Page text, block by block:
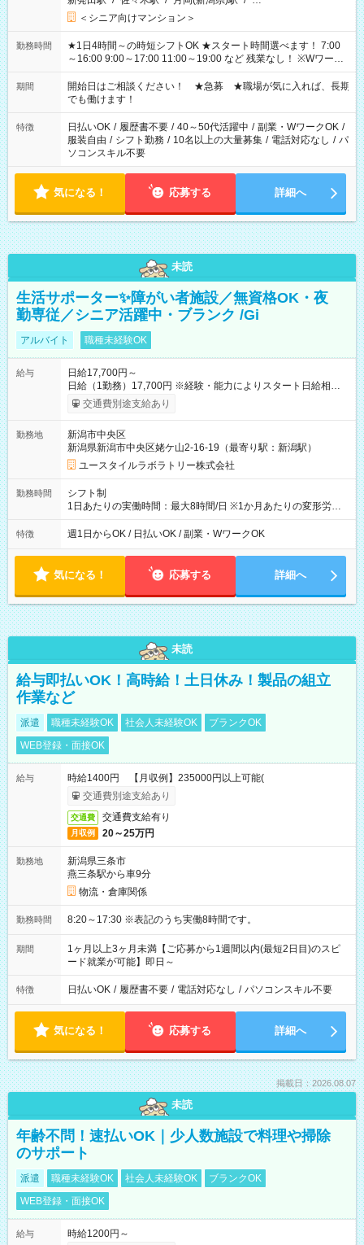
＜シニア向けマンション＞
勤務時間
★1日4時間～の時短シフトOK ★スタート時間選べます！ 7:00
～16:00 9:00～17:00 11:00～19:00 など 残業なし！ ※Wワーク
の場合、他のお仕事と合わせ週40時間超の就業はご案内できま
せん ※法令に基づき、週20時間以上勤務は社会保険への加入対
象となります ※労働者派遣法（日雇い派遣の原則禁止）によ
り、短時間・短期間の就業はご案内が難しい場合があります
期間
開始日はご相談ください！ ★急募 ★職場が気に入れば、長期
でも働けます！
特徴 日払いOK / 履歴書不要 / 40～50代活躍中 / 副業・WワークOK /
服装自由 / シフト勤務 / 10名以上の大量募集 / 電話対応なし / パ
ソコンスキル不要
気になる！ 応募する 詳細へ
未読
生活サポーター✨障がい者施設／無資格OK・夜
勤専従／シニア活躍中・ブランク /Gi
アルバイト 職種未経験OK
給与
日給17,700円～
日給（1勤務）17,700円 ※経験・能力によりスタート日給相談
可・昇給可 【試用期間】試用期間あり 試用期間の長さ：3ヶ月
雇用形態、給与は本採用時と同じです。
交通費別途支給あり
勤務地
新潟市中央区
新潟県新潟市中央区姥ケ山2-16-19（最寄り駅：新潟駅）
ユースタイルラボラトリー株式会社
勤務時間
シフト制
1日あたりの実働時間：最大8時間/日 ※1か月あたりの変形労働
制（週平均40時間以内） 夜勤：17:00-翌09:00（休憩2時間）
特徴 週1日からOK / 日払いOK / 副業・WワークOK
気になる！ 応募する 詳細へ
未読
給与即払いOK！高時給！土日休み！製品の組立
作業など
派遣 職種未経験OK 社会人未経験OK
ブランクOK
WEB登録・面接OK
給与
時給1400円 【月収例】235000円以上可能(
交通費別途支給あり
交通費 交通費支給有り
月収例 20～25万円
勤務地
新潟県三条市
燕三条駅から車9分
物流・倉庫関係
勤務時間 8:20～17:30 ※表記のうち実働8時間です。
期間
1ヶ月以上3ヶ月未満【ご応募から1週間以内(最短2日目)のスピ
ード就業が可能】即日～
特徴 日払いOK / 履歴書不要 / 電話対応なし / パソコンスキル不要
気になる！ 応募する 詳細へ
掲載日：2026.08.07
未読
年齢不問！速払いOK｜少人数施設で料理や掃除
のサポート
派遣 職種未経験OK 社会人未経験OK
ブランクOK
WEB登録・面接OK
給与
時給1200円～